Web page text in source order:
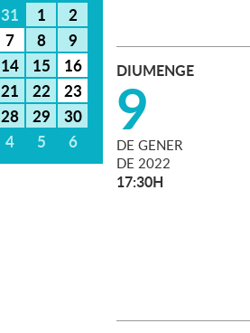
31 1
2
7 8
9
14 15
16
21 22
23
28 29
30
4 5 6
DIUMENGE
9
DE GENER
DE 2022
17:30H